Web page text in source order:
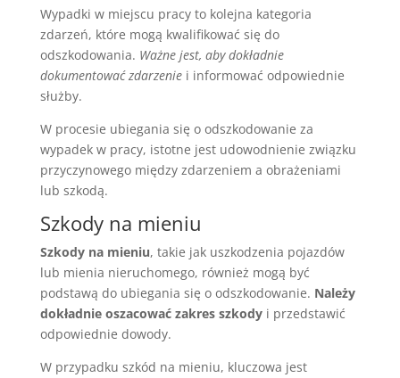
Wypadki w miejscu pracy to kolejna kategoria
zdarzeń, które mogą kwalifikować się do
odszkodowania. Ważne jest, aby dokładnie
dokumentować zdarzeniei informować odpowiednie
służby.
W procesie ubiegania się o odszkodowanie za
wypadek w pracy, istotne jest udowodnienie związku
przyczynowego między zdarzeniem a obrażeniami
lub szkodą.
Szkody na mieniu
Szkody na mieniu, takie jak uszkodzenia pojazdów
lub mienia nieruchomego, również mogą być
podstawą do ubiegania się o odszkodowanie. Należy
dokładnie oszacować zakres szkodyi przedstawić
odpowiednie dowody.
W przypadku szkód na mieniu, kluczowa jest